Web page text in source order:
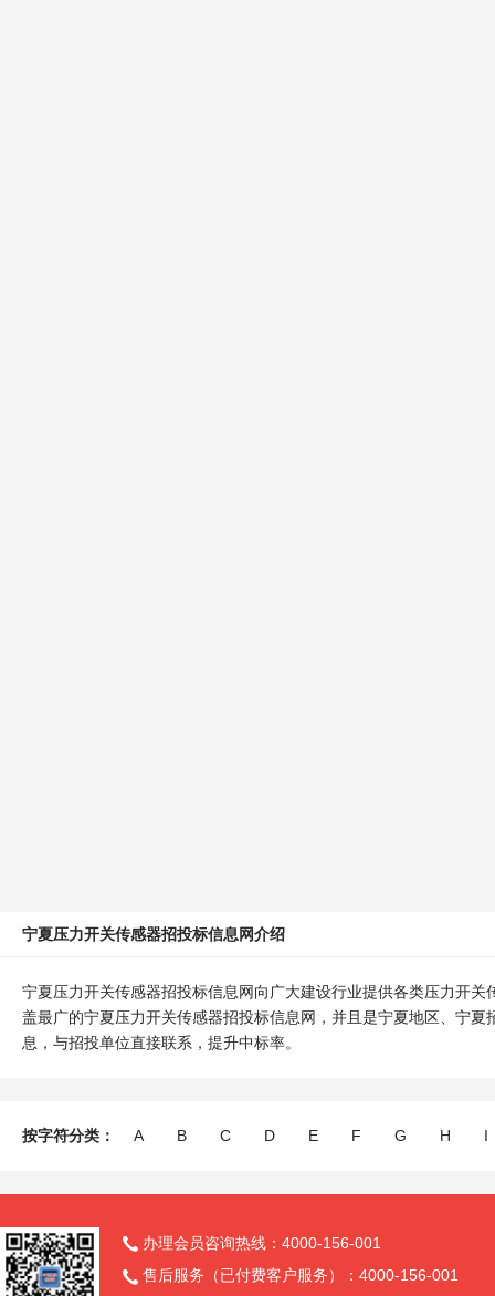
宁夏压力开关传感器招投标信息网介绍
宁夏压力开关传感器招投标信息网向广大建设行业提供各类压力开
盖最广的宁夏压力开关传感器招投标信息网，并且是宁夏地区、宁
息，与招投单位直接联系，提升中标率。
按字符分类： A B C D E F G H I
 办理会员咨询热线：4000-156-001
 售后服务（已付费客户服务）：4000-156-001